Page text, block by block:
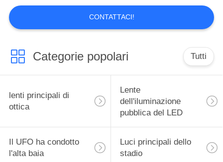
CONTATTACI!
Categorie popolari Tutti
lenti principali di
ottica
Lente
dell'iluminazione
pubblica del LED
Il UFO ha condotto
l'alta baia
Luci principali dello
stadio